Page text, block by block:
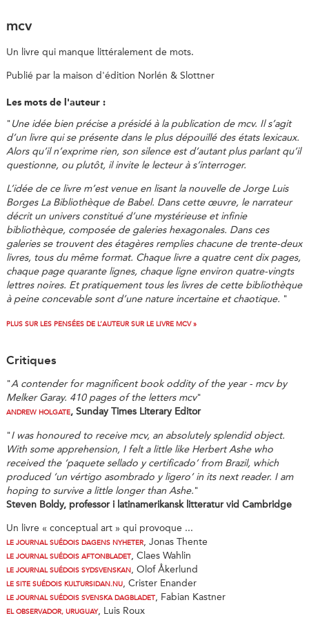
mcv
Un livre qui manque littéralement de mots.
Publié par la maison d'édition Norlén & Slottner
Les mots de l'auteur :
"Une idée bien précise a présidé à la publication de mcv. Il s’agit
d’un livre qui se présente dans le plus dépouillé des états lexicaux.
Alors qu’il n’exprime rien, son silence est d’autant plus parlant qu’il
questionne, ou plutôt, il invite le lecteur à s’interroger.
L’idée de ce livre m’est venue en lisant la nouvelle de Jorge Luis
Borges La Bibliothèque de Babel. Dans cette œuvre, le narrateur
décrit un univers constitué d’une mystérieuse et infinie
bibliothèque, composée de galeries hexagonales. Dans ces
galeries se trouvent des étagères remplies chacune de trente-deux
livres, tous du même format. Chaque livre a quatre cent dix pages,
chaque page quarante lignes, chaque ligne environ quatre-vingts
lettres noires. Et pratiquement tous les livres de cette bibliothèque
à peine concevable sont d’une nature incertaine et chaotique. "
PLUS SUR LES PENSÉES DE L’AUTEUR SUR LE LIVRE MCV »
Critiques
"A contender for magnificent book oddity of the year - mcv by
Melker Garay. 410 pages of the letters mcv"
ANDREW HOLGATE, Sunday Times Literary Editor
"I was honoured to receive mcv, an absolutely splendid object.
With some apprehension, I felt a little like Herbert Ashe who
received the ‘paquete sellado y certificado’ from Brazil, which
produced ‘un vértigo asombrado y ligero’ in its next reader. I am
hoping to survive a little longer than Ashe."
Steven Boldy, professor i latinamerikansk litteratur vid Cambridge
Un livre « conceptual art » qui provoque ...
LE JOURNAL SUÉDOIS DAGENS NYHETER, Jonas Thente
LE JOURNAL SUÉDOIS AFTONBLADET, Claes Wahlin
LE JOURNAL SUÉDOIS SYDSVENSKAN, Olof Åkerlund
LE SITE SUÉDOIS KULTURSIDAN.NU, Crister Enander
LE JOURNAL SUÉDOIS SVENSKA DAGBLADET, Fabian Kastner
EL OBSERVADOR, URUGUAY, Luis Roux